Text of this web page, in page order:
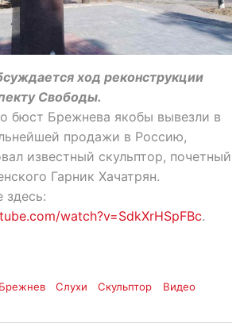
ход реконструкции
Свободы.
бюст Брежнева якобы вывезли в
продажи в Россию,
известный скульптор, почетный
Гарник Хачатрян.
здесь:
watch?v=SdkXrHSpFBc.
Брежнев Слухи Скульптор Видео